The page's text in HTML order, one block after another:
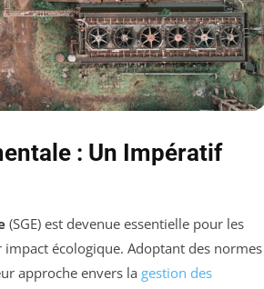
: Un Impératif
(SGE) est devenue essentielle pour les
écologique. Adoptant des normes
approche envers la gestion des